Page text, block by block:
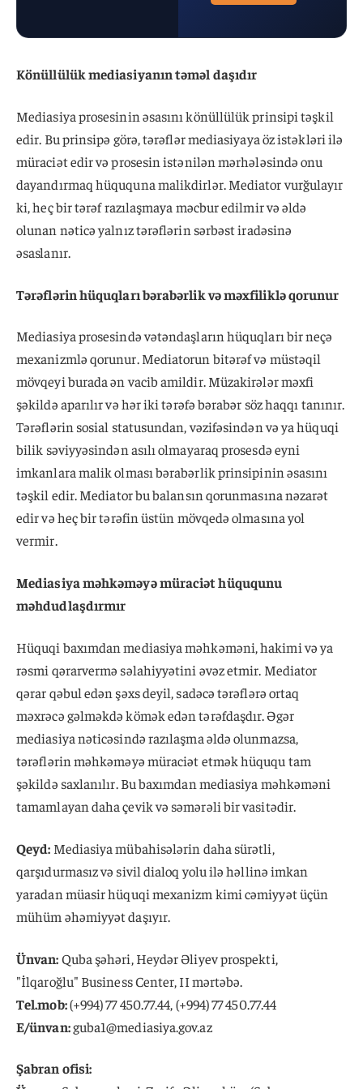
Könüllülük mediasiyanın təməl daşıdır
Mediasiya prosesinin əsasını könüllülük prinsipi təşkil
edir. Bu prinsipə görə, tərəflər mediasiyaya öz istəkləri ilə
müraciət edir və prosesin istənilən mərhələsində onu
dayandırmaq hüququna malikdirlər. Mediator vurğulayır
ki, heç bir tərəf razılaşmaya məcbur edilmir və əldə
olunan nəticə yalnız tərəflərin sərbəst iradəsinə
əsaslanır.
Tərəflərin hüquqları bərabərlik və məxfiliklə qorunur
Mediasiya prosesində vətəndaşların hüquqları bir neçə
mexanizmlə qorunur. Mediatorun bitərəf və müstəqil
mövqeyi burada ən vacib amildir. Müzakirələr məxfi
şəkildə aparılır və hər iki tərəfə bərabər söz haqqı tanınır.
Tərəflərin sosial statusundan, vəzifəsindən və ya hüquqi
bilik səviyyəsindən asılı olmayaraq prosesdə eyni
imkanlara malik olması bərabərlik prinsipinin əsasını
təşkil edir. Mediator bu balansın qorunmasına nəzarət
edir və heç bir tərəfin üstün mövqedə olmasına yol
vermir.
Mediasiya məhkəməyə müraciət hüququnu
məhdudlaşdırmır
Hüquqi baxımdan mediasiya məhkəməni, hakimi və ya
rəsmi qərarvermə səlahiyyətini əvəz etmir. Mediator
qərar qəbul edən şəxs deyil, sadəcə tərəflərə ortaq
məxrəcə gəlməkdə kömək edən tərəfdaşdır. Əgər
mediasiya nəticəsində razılaşma əldə olunmazsa,
tərəflərin məhkəməyə müraciət etmək hüququ tam
şəkildə saxlanılır. Bu baxımdan mediasiya məhkəməni
tamamlayan daha çevik və səmərəli bir vasitədir.
Qeyd: Mediasiya mübahisələrin daha sürətli,
qarşıdurmasız və sivil dialoq yolu ilə həllinə imkan
yaradan müasir hüquqi mexanizm kimi cəmiyyət üçün
mühüm əhəmiyyət daşıyır.
Ünvan:Quba şəhəri, Heydər Əliyev prospekti,
"İlqaroğlu" Business Center, II mərtəbə.
Tel.mob:(+994) 77 450.77.44, (+994) 77 450.77.44
E/ünvan:guba1@mediasiya.gov.az
Şabran ofisi: